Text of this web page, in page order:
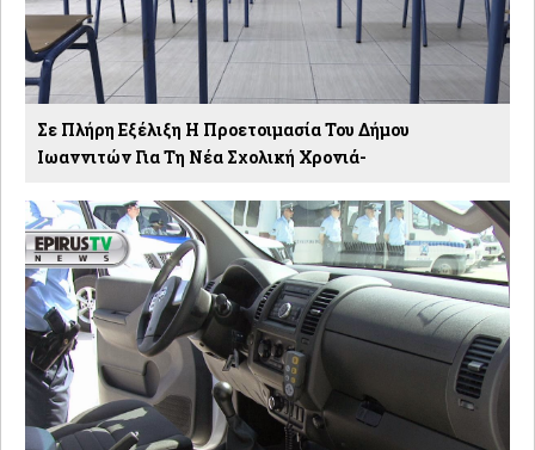
Σε Πλήρη Εξέλιξη Η Προετοιμασία Του Δήμου
Ιωαννιτών Για Τη Νέα Σχολική Χρονιά-